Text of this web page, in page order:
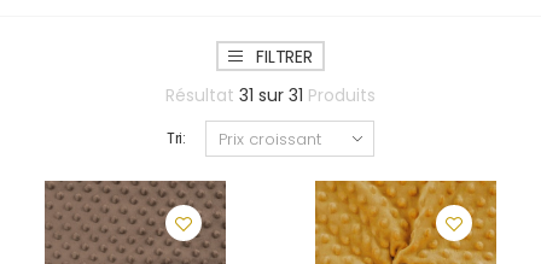
FILTRER
Résultat 31 sur 31 Produits
Tri: